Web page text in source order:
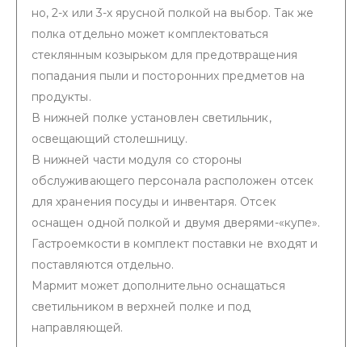
но, 2-х или 3-х ярусной полкой на выбор. Так же
полка отдельно может комплектоваться
стеклянным козырьком для предотвращения
попадания пыли и посторонних предметов на
продукты.
В нижней полке установлен светильник,
освещающий столешницу.
В нижней части модуля со стороны
обслуживающего персонала расположен отсек
для хранения посуды и инвентаря. Отсек
оснащен одной полкой и двумя дверями-«купе».
Гастроемкости в комплект поставки не входят и
поставляются отдельно.
Мармит может дополнительно оснащаться
светильником в верхней полке и под
направляющей.